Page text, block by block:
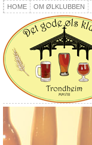
HOME OM ØLKLUBBEN